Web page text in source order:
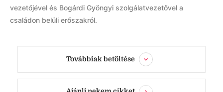
vezetőjével és Bogárdi Gyöngyi szolgálatvezetővel a
családon belüli erőszakról.
Továbbiak betöltése